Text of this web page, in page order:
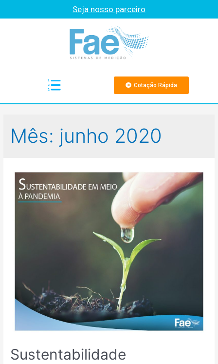
Seja nosso parceiro
Cotação Rápida
Mês: junho 2020
Sustentabilidade